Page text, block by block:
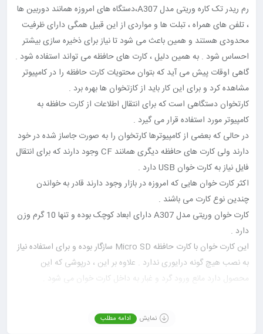
رم ریدر تک کاره وریتی مدل A307،دستگاه های امروزه همانند دوربین ها
، تلفن های همراه ، تبلت ها و مواردی از این قبیل همگی دارای ظرفیت
محدودی هستند و همین باعث می شود تا نیاز برای ذخیره سازی بیشتر
احساس شود . به همین دلیل ، کارت های حافظه می تواند استفاده شود .
گاهی اوقات پیش می آید که بتوان محتویات کارت حافظه را در کامپیوتر
مشاهده کرد و برای این کار باید از کازتخوان ها بهره برد .
کارتخوان دستگاهی است که برای انتقال اطلاعات از کارت حافظه به
کامپیوتر مورد استفاده قرار می گیرد .
در حالی که بعضی از کامپیوترها کارتخوان را به صورت جاساز شده در خود
دارند ولی کارت های حافظه دیگری همانند CF وجود دارند که برای انتقال
فایل نیاز به کارت خوان USB دارد .
اکثر کارت خوان هایی که امروزه در بازار وجود دارند قادر به خواندن
چندین نوع کارت می باشند .
کارت خوان وریتی مدل A307 دارای ابعاد کوچک بوده و تنها 10 گرم وزن
دارد .
این کارت خوان با کارت حافظه Micro SD سازگار بوده و برای استفاده نیاز
به نصب هیچ گونه درایوری ندارد . علاوه بر این ، درپوشی که این
محصول دارد مانع ورود گرد و غبار به داخل کارت خوان می شود .
رابط USB ۲.۰ – قابلیت اتصال به جاکلیدی – همراه با درپوش پلاستیکی
برای جلوگیری از ورود گرد و غبار
نمایش ادامه مطلب